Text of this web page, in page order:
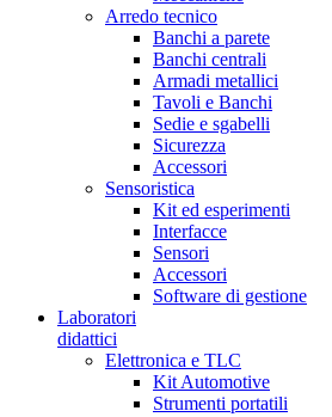
Arredo tecnico
Banchi a parete
Banchi centrali
Armadi metallici
Tavoli e Banchi
Sedie e sgabelli
Sicurezza
Accessori
Sensoristica
Kit ed esperimenti
Interfacce
Sensori
Accessori
Software di gestione
Laboratori
didattici
Elettronica e TLC
Kit Automotive
Strumenti portatili